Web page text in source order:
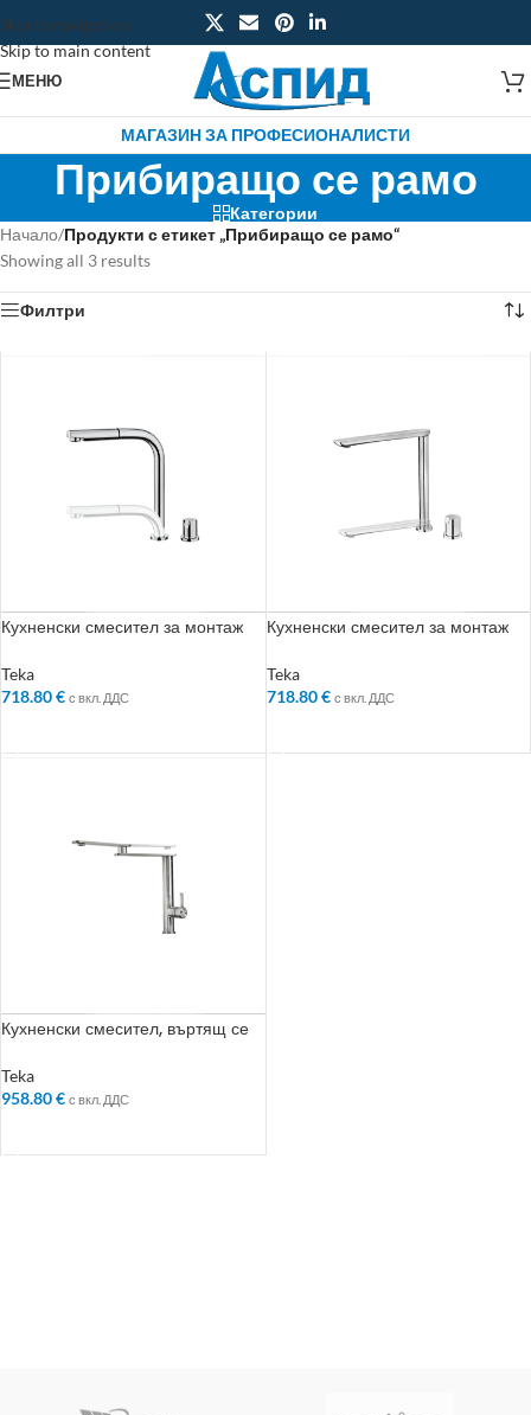
Skip to navigation
Skip to main content
МЕНЮ
МАГАЗИН ЗА ПРОФЕСИОНАЛИСТИ
Прибиращо се рамо
Категории
Начало/Продукти с етикет „Прибиращо се рамо“
Showing all 3 results
Филтри
Кухненски смесител за монтаж
издърпващ се чучур, хром
Teka
718.80€ с вкл. ДДС
Кухненски смесител за монтаж
хром
Teka
718.80€ с вкл. ДДС
Кухненски смесител, въртящ се
Teka
958.80€ с вкл. ДДС